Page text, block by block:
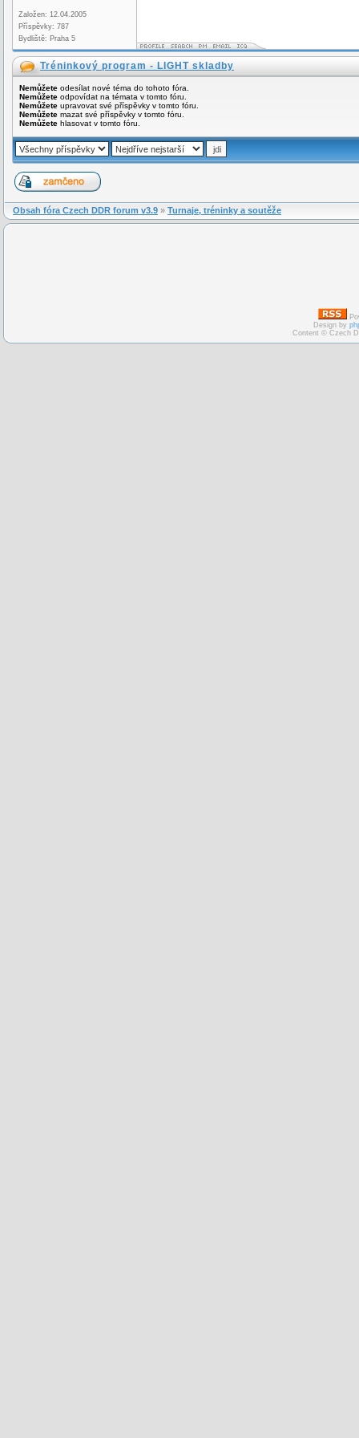
Založen: 12.04.2005
Příspěvky: 787
Bydliště: Praha 5
Tréninkový program - LIGHT skladby
Nemůžete odesílat nové téma do tohoto fóra.
Nemůžete odpovídat na témata v tomto fóru.
Nemůžete upravovat své příspěvky v tomto fóru.
Nemůžete mazat své příspěvky v tomto fóru.
Nemůžete hlasovat v tomto fóru.
Obsah fóra Czech DDR forum v3.9 » Turnaje, tréninky a soutěže
Design by
Content © Czech